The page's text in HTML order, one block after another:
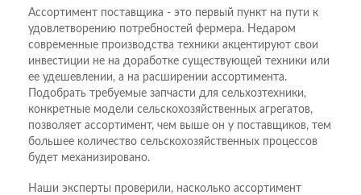
Ассортимент поставщика - это первый пункт на пути к
удовлетворению потребностей фермера. Недаром
современные производства техники акцентируют свои
инвестиции не на доработке существующей техники или
ее удешевлении, а на расширении ассортимента.
Подобрать требуемые запчасти для сельхозтехники,
конкретные модели сельскохозяйственных агрегатов,
позволяет ассортимент, чем выше он у поставщиков, тем
большее количество сельскохозяйственных процессов
будет механизировано.
Наши эксперты проверили, насколько ассортимент